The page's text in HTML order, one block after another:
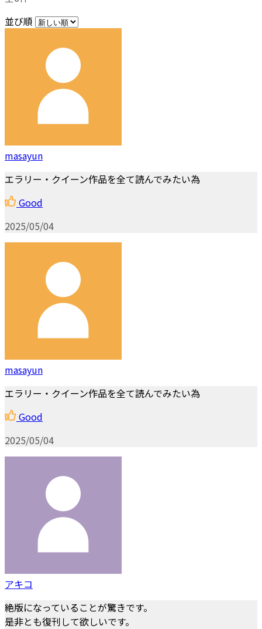
並び順
masayun
エラリー・クイーン作品を全て読んでみたい為
Good
2025/05/04
masayun
エラリー・クイーン作品を全て読んでみたい為
Good
2025/05/04
アキコ
絶版になっていることが驚きです。
是非とも復刊して欲しいです。